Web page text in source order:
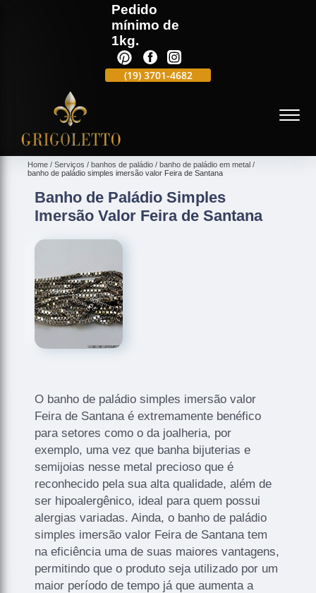
Pedido
mínimo de
1kg.
(19)3701-4682
Home Serviços banhos de paládio
banho de paládio em metal
banho de paládio simples imersão valor Feira de Santana
Banho de Paládio Simples
Imersão Valor Feira de Santana
O banho de paládio simples imersão valor
Feira de Santana é extremamente benéfico
para setores como o da joalheria, por
exemplo, uma vez que banha bijuterias e
semijoias nesse metal precioso que é
reconhecido pela sua alta qualidade, além de
ser hipoalergênico, ideal para quem possui
alergias variadas. Ainda, o banho de paládio
simples imersão valor Feira de Santana tem
na eficiência uma de suas maiores vantagens,
permitindo que o produto seja utilizado por um
maior período de tempo já que aumenta a